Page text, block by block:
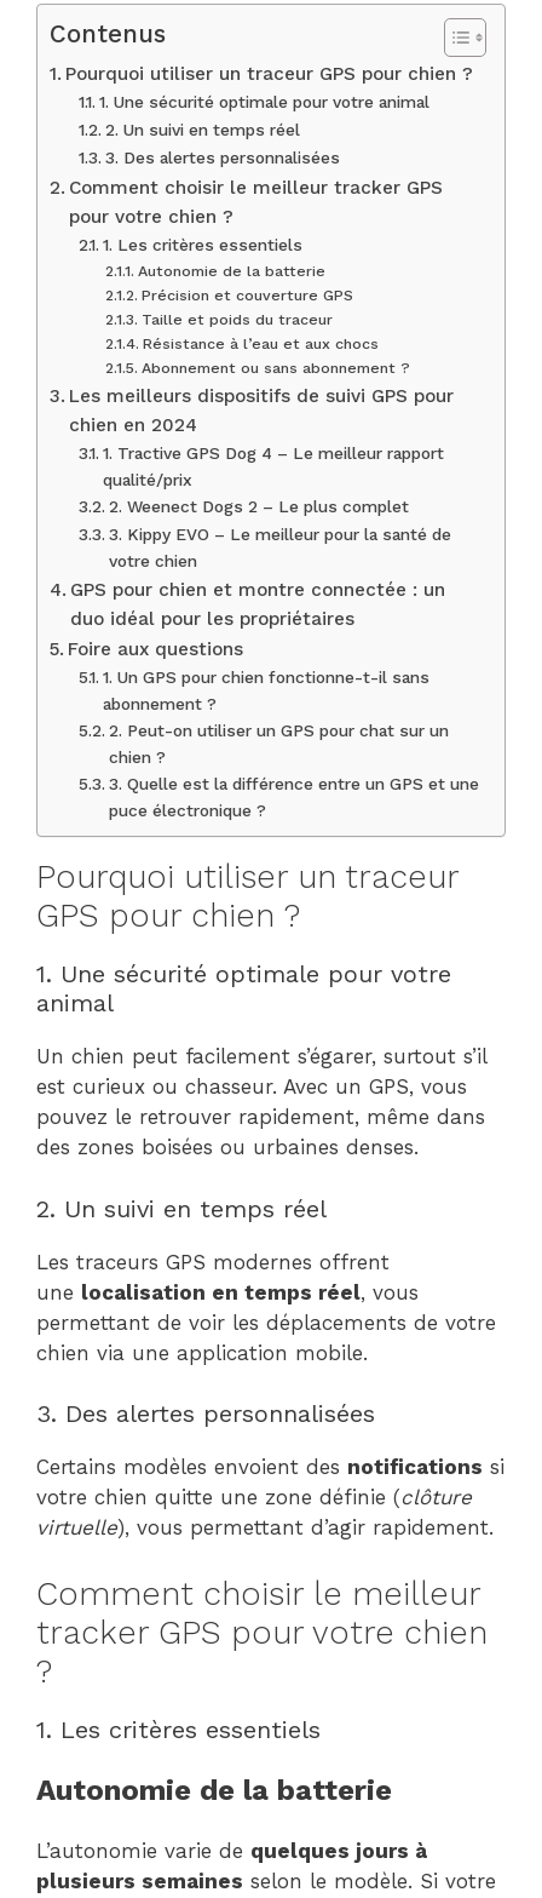
Contenus
Pourquoi utiliser un traceur GPS pour chien ?
1. Une sécurité optimale pour votre animal
2. Un suivi en temps réel
3. Des alertes personnalisées
Comment choisir le meilleur tracker GPS
pour votre chien ?
1. Les critères essentiels
Autonomie de la batterie
Précision et couverture GPS
Taille et poids du traceur
Résistance à l’eau et aux chocs
Abonnement ou sans abonnement ?
Les meilleurs dispositifs de suivi GPS pour
chien en 2024
1. Tractive GPS Dog 4 – Le meilleur rapport
qualité/prix
2. Weenect Dogs 2 – Le plus complet
3. Kippy EVO – Le meilleur pour la santé de
votre chien
GPS pour chien et montre connectée : un
duo idéal pour les propriétaires
Foire aux questions
1. Un GPS pour chien fonctionne-t-il sans
abonnement ?
2. Peut-on utiliser un GPS pour chat sur un
chien ?
3. Quelle est la différence entre un GPS et une
puce électronique ?
Pourquoi utiliser un traceur
GPS pour chien ?
1. Une sécurité optimale pour votre
animal
Un chien peut facilement s’égarer, surtout s’il
est curieux ou chasseur. Avec un GPS, vous
pouvez le retrouver rapidement, même dans
des zones boisées ou urbaines denses.
2. Un suivi en temps réel
Les traceurs GPS modernes offrent
une localisation en temps réel, vous
permettant de voir les déplacements de votre
chien via une application mobile.
3. Des alertes personnalisées
Certains modèles envoient des notifications si
votre chien quitte une zone définie (clôture
virtuelle), vous permettant d’agir rapidement.
Comment choisir le meilleur
tracker GPS pour votre chien
?
1. Les critères essentiels
Autonomie de la batterie
L’autonomie varie de quelques jours à
plusieurs semaines selon le modèle. Si votre